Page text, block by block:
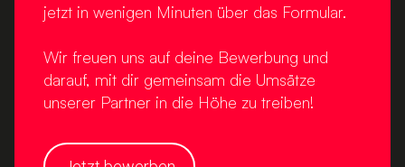
jetzt in wenigen Minuten über das Formular.
Wir freuen uns auf deine Bewerbung und
darauf, mit dir gemeinsam die Umsätze
unserer Partner in die Höhe zu treiben!